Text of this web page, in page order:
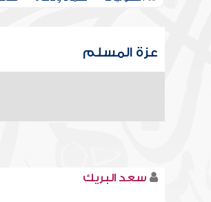
عزة المسلم
سعد البريك